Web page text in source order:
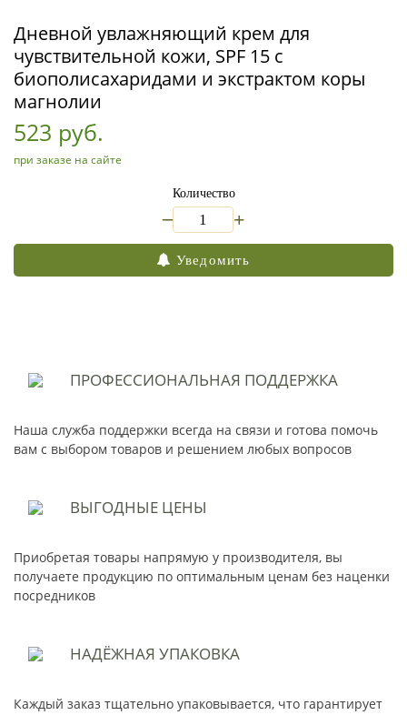
Дневной увлажняющий крем для
чувствительной кожи, SPF 15 с
биополисахаридами и экстрактом коры
магнолии
523 руб.
при заказе на сайте
Количество
+
Уведомить
ПРОФЕССИОНАЛЬНАЯ ПОДДЕРЖКА
Наша служба поддержки всегда на связи и готова помочь
вам с выбором товаров и решением любых вопросов
ВЫГОДНЫЕ ЦЕНЫ
Приобретая товары напрямую у производителя, вы
получаете продукцию по оптимальным ценам без наценки
посредников
НАДЁЖНАЯ УПАКОВКА
Каждый заказ тщательно упаковывается, что гарантирует